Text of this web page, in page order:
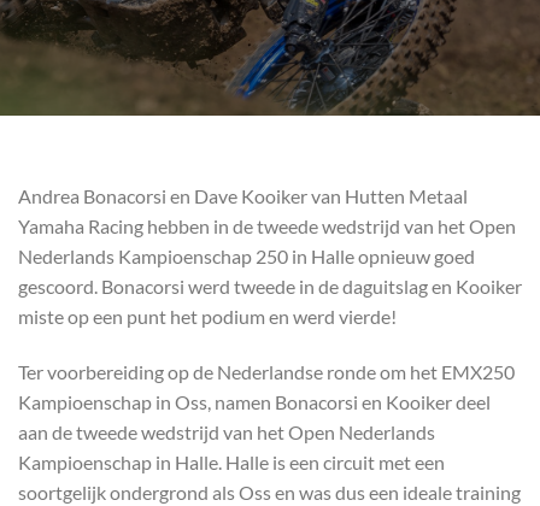
Andrea Bonacorsi en Dave Kooiker van Hutten Metaal
Yamaha Racing hebben in de tweede wedstrijd van het Open
Nederlands Kampioenschap 250 in Halle opnieuw goed
gescoord. Bonacorsi werd tweede in de daguitslag en Kooiker
miste op een punt het podium en werd vierde!
Ter voorbereiding op de Nederlandse ronde om het EMX250
Kampioenschap in Oss, namen Bonacorsi en Kooiker deel
aan de tweede wedstrijd van het Open Nederlands
Kampioenschap in Halle. Halle is een circuit met een
soortgelijk ondergrond als Oss en was dus een ideale training